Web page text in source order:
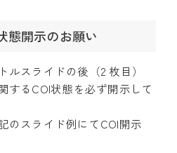
態開示のお願い
スライドの後（2 枚目）
するCOI状態を必ず開示して
のスライド例にてCOI開示